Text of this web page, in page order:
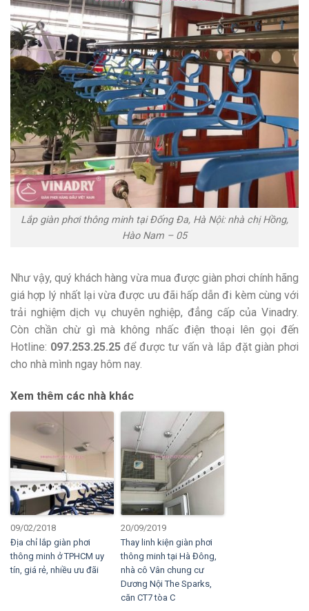
Lắp giàn phơi thông minh tại Đống Đa, Hà Nội: nhà chị Hồng,
Hào Nam – 05
Như vậy, quý khách hàng vừa mua được giàn phơi chính hãng
giá hợp lý nhất lại vừa được ưu đãi hấp dẫn đi kèm cùng với
trải nghiệm dịch vụ chuyên nghiệp, đẳng cấp của Vinadry.
Còn chần chừ gì mà không nhấc điện thoại lên gọi đến
Hotline: 097.253.25.25để được tư vấn và lắp đặt giàn phơi
cho nhà mình ngay hôm nay.
Xem thêm các nhà khác
09/02/2018
Địa chỉ lắp giàn phơi
thông minh ở TPHCM uy
tín, giá rẻ, nhiều ưu đãi
20/09/2019
Thay linh kiện giàn phơi
thông minh tại Hà Đông,
nhà cô Vân chung cư
Dương Nội The Sparks,
căn CT7 tòa C